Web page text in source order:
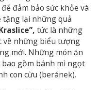
đảm bảo sức khỏe và
tặng lại những quả
tức là những
những biểu tượng
mới. Những món ăn
bao gồm bánh mì ngọt
con cừu (beránek).